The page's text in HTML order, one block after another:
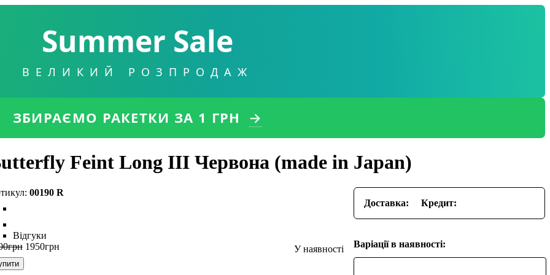
Summer Sale
ВЕЛИКИЙ РОЗПРОДАЖ
ЗБИРАЄМО РАКЕТКИ ЗА 1 ГРН →
Feint Long III Червона (made in Japan)
00190 R
Відгуки
грн 1950грн
Доставка: Кредит:
Варіації в наявності: